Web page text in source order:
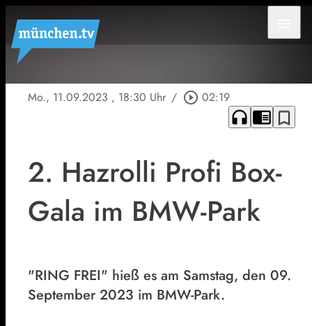
Mo., 11.09.2023 , 18:30 Uhr / play_circle_outline 02:19
headphones chrome_reader_mode bookmark_border
2. Hazrolli Profi Box-
Gala im BMW-Park
"RING FREI" hieß es am Samstag, den 09.
September 2023 im BMW-Park.